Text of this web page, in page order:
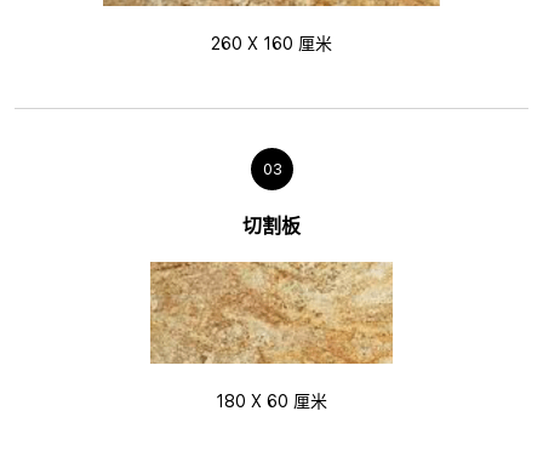
260 X 160 厘米
03
切割板
180 X 60 厘米